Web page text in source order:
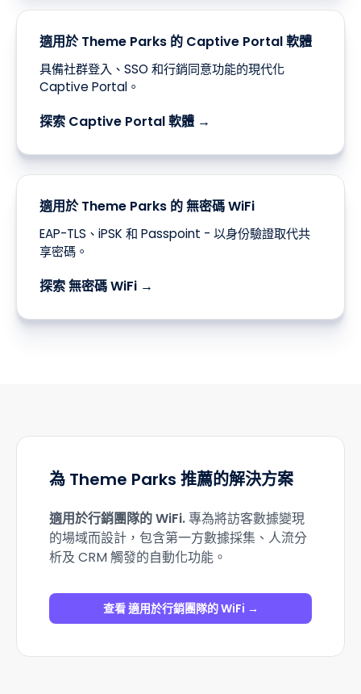
適用於 Theme Parks 的 Captive Portal 軟體
具備社群登入、SSO 和行銷同意功能的現代化
Captive Portal。
探索 Captive Portal 軟體 →
適用於 Theme Parks 的 無密碼 WiFi
EAP-TLS、iPSK 和 Passpoint - 以身份驗證取代共
享密碼。
探索 無密碼 WiFi →
為 Theme Parks 推薦的解決方案
適用於行銷團隊的 WiFi.專為將訪客數據變現
的場域而設計，包含第一方數據採集、人流分
析及 CRM 觸發的自動化功能。
查看 適用於行銷團隊的 WiFi →